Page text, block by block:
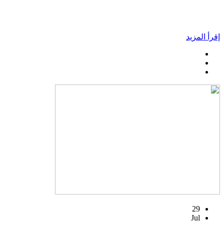
إقرأ المزيد
29
Jul